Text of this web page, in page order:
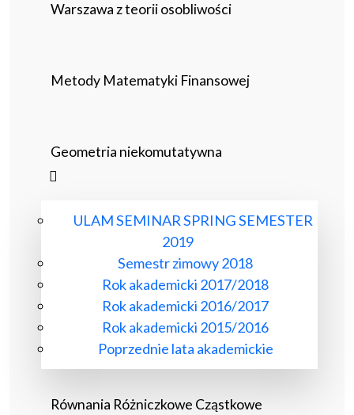
Warszawa z teorii osobliwości
Metody Matematyki Finansowej
Geometria niekomutatywna
ULAM SEMINAR SPRING SEMESTER
2019
Semestr zimowy 2018
Rok akademicki 2017/2018
Rok akademicki 2016/2017
Rok akademicki 2015/2016
Poprzednie lata akademickie
Równania Różniczkowe Cząstkowe